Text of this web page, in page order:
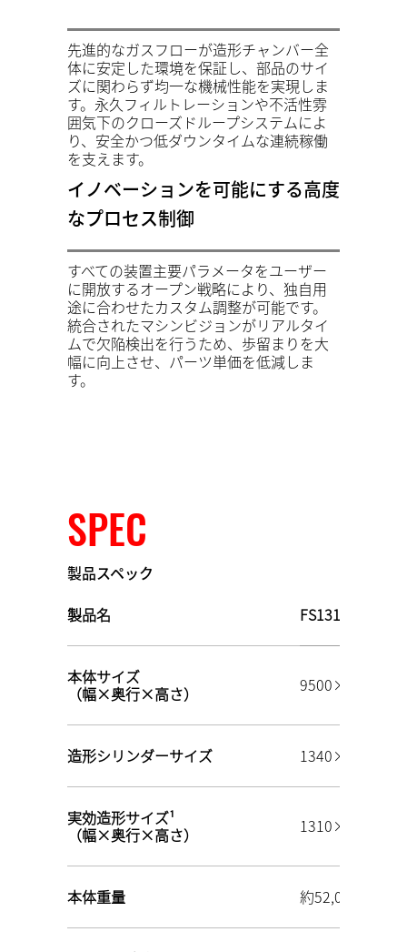
先進的なガスフローが造形チャンバー全
体に安定した環境を保証し、部品のサイ
ズに関わらず均一な機械性能を実現しま
す。永久フィルトレーションや不活性雰
囲気下のクローズドループシステムによ
り、安全かつ低ダウンタイムな連続稼働
を支えます。
イノベーションを可能にする高度
なプロセス制御
すべての装置主要パラメータをユーザー
に開放するオープン戦略により、独自用
途に合わせたカスタム調整が可能です。
統合されたマシンビジョンがリアルタイ
ムで欠陥検出を行うため、歩留まりを大
幅に向上させ、パーツ単価を低減しま
す。
SPEC
製品スペック
製品名
FS1311M-U-16
本体サイズ
（幅×奥行×高さ）
造形シリンダーサイズ
実効造形サイズ¹
（幅×奥行×高さ）
本体重量 約52,000 kg